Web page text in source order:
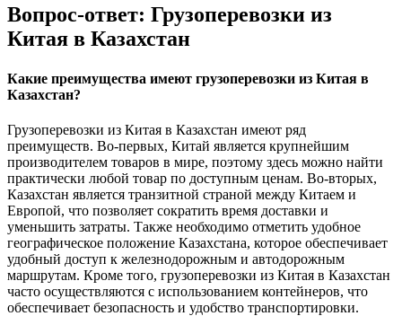
Вопрос-ответ: Грузоперевозки из
Китая в Казахстан
Какие преимущества имеют грузоперевозки из Китая в
Казахстан?
Грузоперевозки из Китая в Казахстан имеют ряд
преимуществ. Во-первых, Китай является крупнейшим
производителем товаров в мире, поэтому здесь можно найти
практически любой товар по доступным ценам. Во-вторых,
Казахстан является транзитной страной между Китаем и
Европой, что позволяет сократить время доставки и
уменьшить затраты. Также необходимо отметить удобное
географическое положение Казахстана, которое обеспечивает
удобный доступ к железнодорожным и автодорожным
маршрутам. Кроме того, грузоперевозки из Китая в Казахстан
часто осуществляются с использованием контейнеров, что
обеспечивает безопасность и удобство транспортировки.